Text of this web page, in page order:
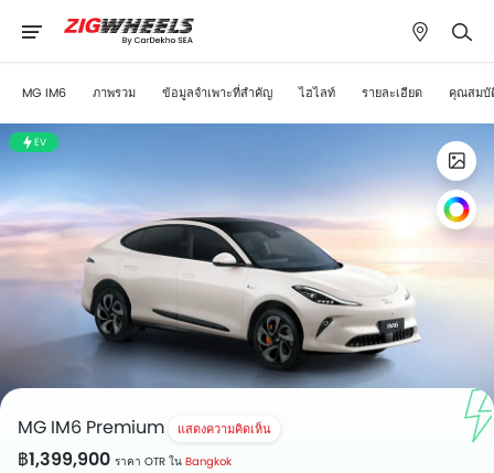
MG IM6 ภาพรวม ข้อมูลจำเพาะที่สำคัญ ไฮไลท์ รายละเอียด คุณสมบั
EV
MG IM6 Premium แสดงความคิดเห็น
฿1,399,900 ราคา OTR ใน Bangkok